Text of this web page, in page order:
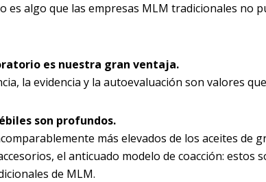
es algo que las empresas MLM tradicionales no
es nuestra gran ventaja.
la evidencia y la autoevaluación son valores
son profundos.
más elevados de los aceites de
el anticuado modelo de coacción:
de MLM.